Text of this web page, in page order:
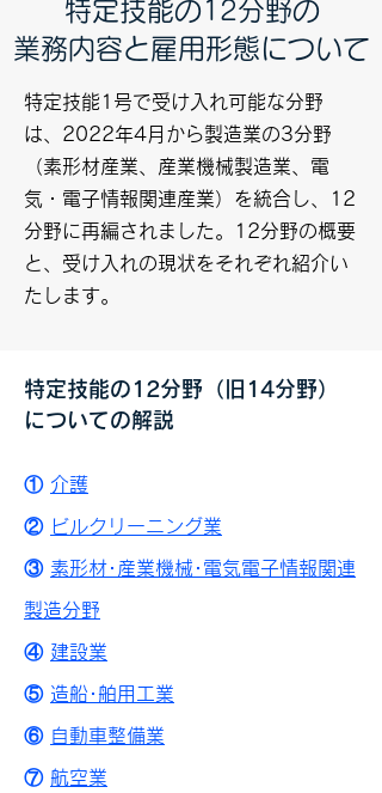
特定技能の12分野の
業務内容と雇用形態について
特定技能1号で受け入れ可能な分野
は、2022年4月から製造業の3分野
（素形材産業、産業機械製造業、電
気・電子情報関連産業）を統合し、12
分野に再編されました。12分野の概要
と、受け入れの現状をそれぞれ紹介い
たします。
特定技能の12分野（旧14分野）
についての解説
① 介護
② ビルクリーニング業
③ 素形材･産業機械･電気電子情報関連
製造分野
④ 建設業
⑤ 造船･舶用工業
⑥ 自動車整備業
⑦ 航空業